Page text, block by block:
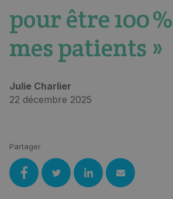
pour être 100
mes patients »
Julie Charlier
22 décembre 2025
Partager